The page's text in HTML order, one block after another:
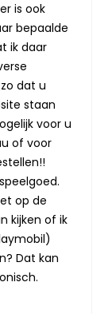
is ook
bepaalde
ik daar
dat u
staan
voor u
of voor
op de
kijken of ik
Dat kan